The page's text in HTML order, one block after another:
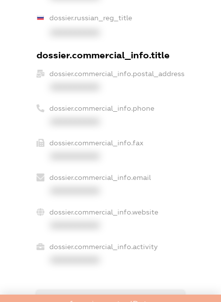
dossier.russian_reg_title
dossier.commercial_info.title
dossier.commercial_info.postal_address
dossier.commercial_info.phone
dossier.commercial_info.fax
dossier.commercial_info.email
dossier.commercial_info.website
dossier.commercial_info.activity